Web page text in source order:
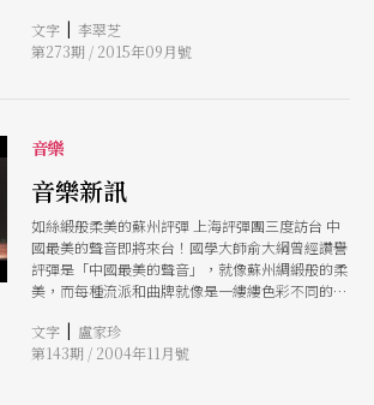
中，幕後的粉絲們可以公開進入戲的排演、審定等
過程，作品將舉行開放式的劇本朗讀會，聽取各方
文字 | 李翠芝
第273期 / 2015年09月號
音樂
音樂新訊
如絲緞般柔美的蘇州評彈 上海評彈團三度訪台 中
國最美的聲音即將來台！國學大師俞大綱曾經讚譽
評彈是「中國最美的聲音」，就像蘇州綢緞般的柔
美，而每種流派和曲牌就像是一縷縷色彩不同的絲
評彈演員陣容，上海評彈團的藝術家們曾經兩度來
台演出，深受觀眾及學子熱烈好評。今年的經典評
文字 | 盧家珍
第143期 / 2004年11月號